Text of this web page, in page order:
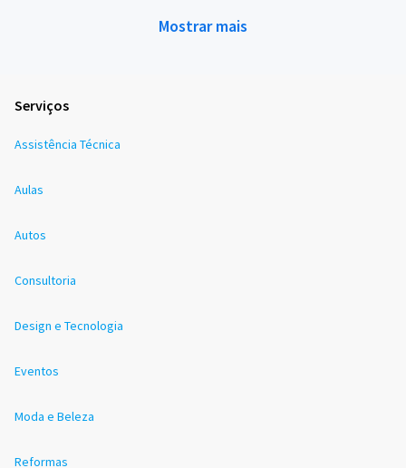
Mostrar mais
Serviços
Assistência Técnica
Aulas
Autos
Consultoria
Design e Tecnologia
Eventos
Moda e Beleza
Reformas